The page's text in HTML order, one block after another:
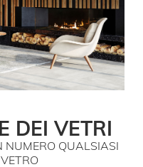
DEI VETRI
NUMERO QUALSIASI